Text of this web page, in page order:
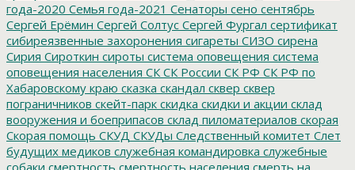
года-2020 Семья года-2021 Сенаторы сено сентябрь
Сергей Ерёмин Сергей Солтус Сергей Фургал сертификат
сибиреязвенные захоронения сигареты СИЗО сирена
Сирия Сироткин сироты система оповещения система
оповещения населения СКСК России СК РФ СК РФ по
Хабаровскому краю сказка скандал сквер сквер
пограничников скейт-парк скидка скидки и акции склад
вооружения и боеприпасов склад пиломатериалов скорая
Скорая помощь СКУД СКУДы Следственный комитет Слет
будущих медиков служебная командировка служебные